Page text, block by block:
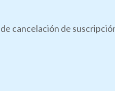
cancelación de